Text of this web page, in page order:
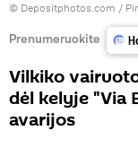
© Depositphotos.com /
Prenumeruokite
Vilkiko
dėl kelyje "Via
avarijos